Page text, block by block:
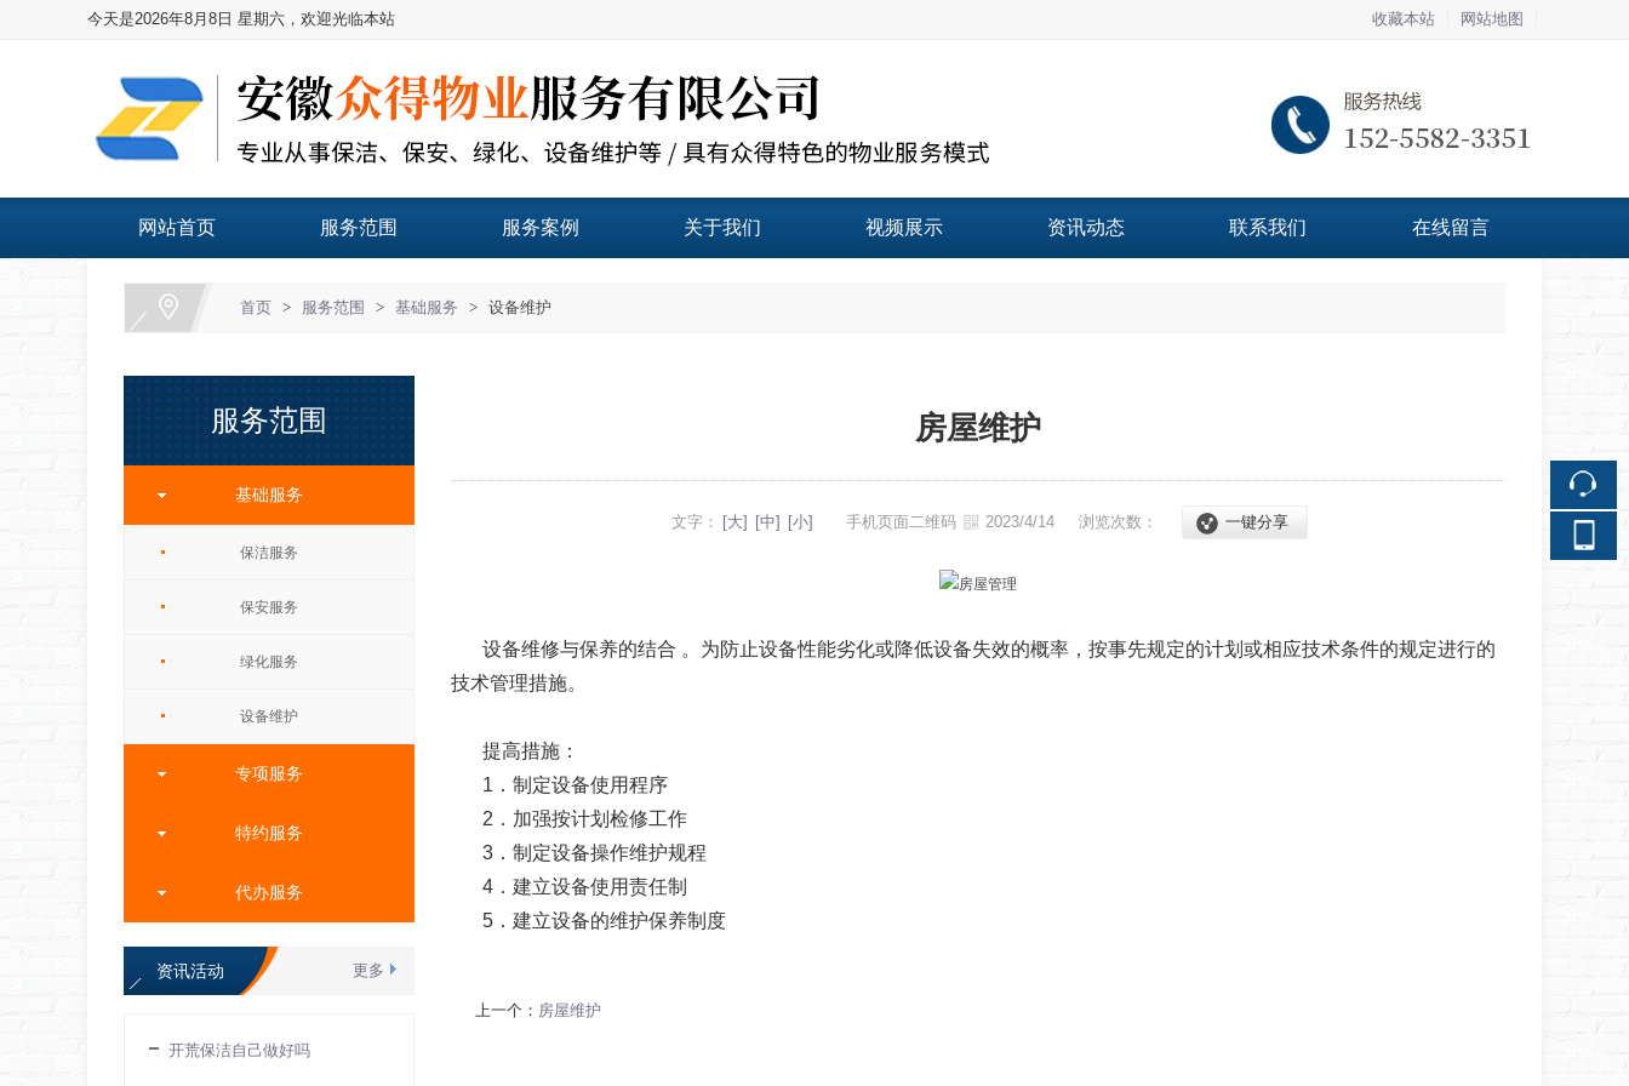
今天是2026年8月8日 星期六，欢迎光临本站 收藏本站 网站地图
网站首页 服务范围 服务案例 关于我们 视频展示 资讯动态 联系我们 在线留言
首页 > 服务范围 > 基础服务 > 设备维护
服务范围
基础服务
保洁服务
保安服务
绿化服务
设备维护
专项服务
特约服务
代办服务
更多
资讯活动
开荒保洁自己做好吗
房屋维护
文字： [大] [中] [小] 手机页面二维码 2023/4/14 浏览次数： 一键分享
设备维修与保养的结合 。为防止设备性能劣化或降低设备失效的概率，按事先规定的计划或相应技术条件的规定进行的
技术管理措施。
提高措施：
1．制定设备使用程序
2．加强按计划检修工作
3．制定设备操作维护规程
4．建立设备使用责任制
5．建立设备的维护保养制度
上一个： 房屋维护